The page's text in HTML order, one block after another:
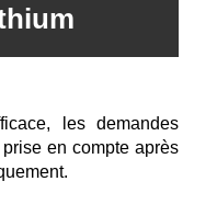
les demandes
en compte après